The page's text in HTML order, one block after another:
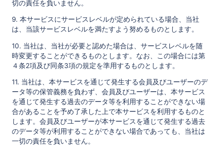
切の責任を負いません。
9. 本サービスにサービスレベルが定められている場合、当社
は、当該サービスレベルを満たすよう努めるものとします。
10. 当社は、当社が必要と認めた場合は、サービスレベルを随
時変更することができるものとします。なお、この場合には第
４条2項及び同条3項の規定を準用するものとします。
11. 当社は、本サービスを通じて発生する会員及びユーザーのデ
ータ等の保管義務を負わず、会員及びユーザーは、本サービス
を通じて発生する過去のデータ等を利用することができない場
合があることを予め了承した上で本サービスを利用するものと
します。会員及びユーザーが本サービスを通じて発生する過去
のデータ等が利用することができない場合であっても、当社は
一切の責任を負いません。